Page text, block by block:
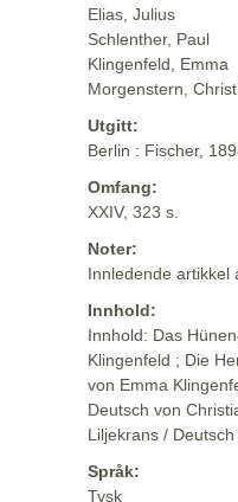
Elias, Julius
Schlenther, Paul
Klingenfeld, Emma
Morgenstern,
Utgitt:
Berlin : Fischer,
Omfang:
XXIV, 323 s.
Noter:
Innledende artikkel
Innhold:
Innhold: Das
Klingenfeld ; Die
von Emma
Deutsch von
Liljekrans /
Språk:
Tysk